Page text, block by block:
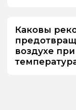
Каковы
воздухе